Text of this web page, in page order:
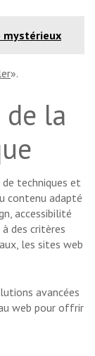
mystérieux
».
la
techniques et
contenu adapté
accessibilité
des critères
les sites web
avancées
web pour offrir